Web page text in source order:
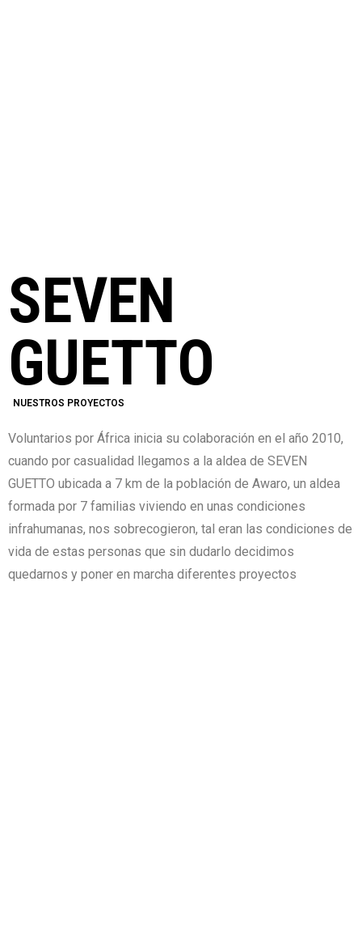
SEVEN
GUETTO
NUESTROS PROYECTOS
Voluntarios por África inicia su colaboración en el año 2010,
cuando por casualidad llegamos a la aldea de SEVEN
GUETTO ubicada a 7 km de la población de Awaro, un aldea
formada por 7 familias viviendo en unas condiciones
infrahumanas, nos sobrecogieron, tal eran las condiciones de
vida de estas personas que sin dudarlo decidimos
quedarnos y poner en marcha diferentes proyectos